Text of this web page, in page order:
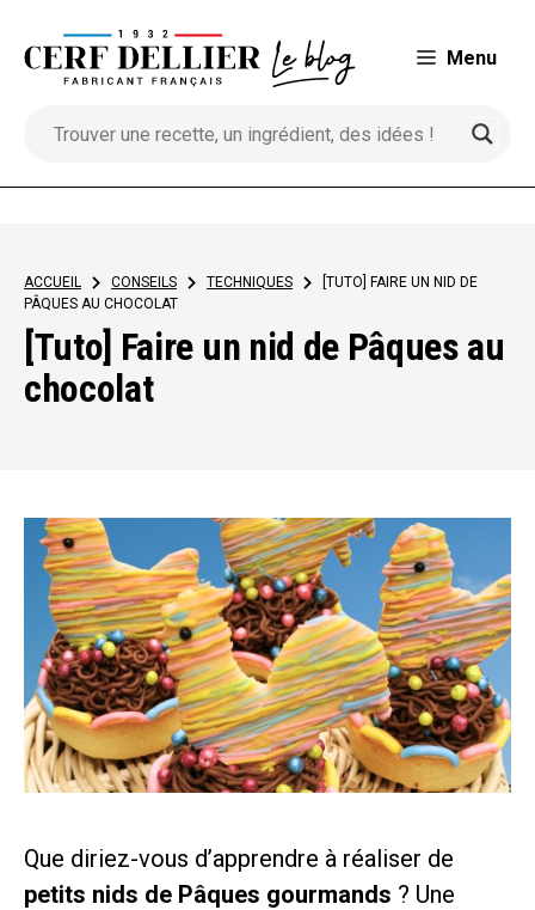
contenu
Menu
ACCUEIL > CONSEILS > TECHNIQUES >
[TUTO] FAIRE UN NID DE
PÂQUES AU CHOCOLAT
[Tuto] Faire un nid de Pâques au
chocolat
Que diriez-vous d’apprendre à réaliser de
petits nids de Pâques gourmands ? Une